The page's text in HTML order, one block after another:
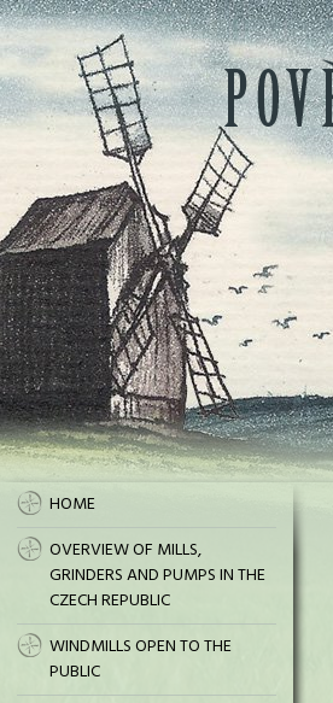
HOME
OVERVIEW OF MILLS,
GRINDERS AND PUMPS IN THE
CZECH REPUBLIC
WINDMILLS OPEN TO THE
PUBLIC